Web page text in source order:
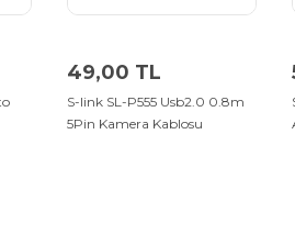
49,00 TL
S-link SL-P555 Usb2.0 0.8m
5Pin Kamera Kablosu